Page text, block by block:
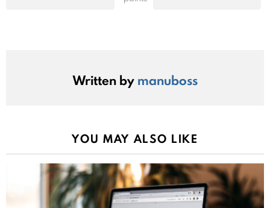
Written by manuboss
YOU MAY ALSO LIKE